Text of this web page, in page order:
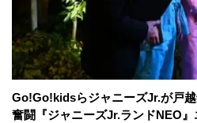
Go!Go!kidsらジャニーズJr.が戸
奮闘『ジャニーズJr.ランドNEO